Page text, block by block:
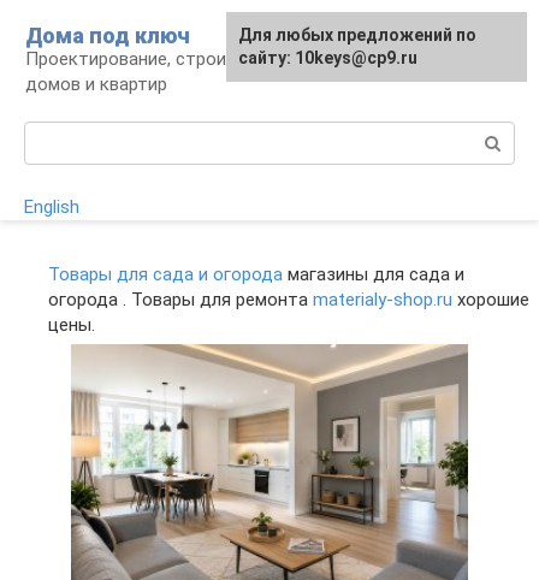
контенту
Дома под ключ
Проектирование, строительство и отделка
домов и квартир
English
Товары для сада и огорода магазины для сада и
огорода . Товары для ремонта materialy-shop.ru хорошие
цены.
Для любых предложений по
сайту: 10keys@cp9.ru